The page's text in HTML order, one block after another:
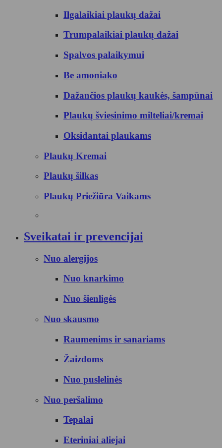
Ilgalaikiai plaukų dažai
Trumpalaikiai plaukų dažai
Spalvos palaikymui
Be amoniako
Dažančios plaukų kaukės, šampūnai
Plaukų šviesinimo milteliai/kremai
Oksidantai plaukams
Plaukų Kremai
Plaukų šilkas
Plaukų Priežiūra Vaikams
Sveikatai ir prevencijai
Nuo alergijos
Nuo knarkimo
Nuo šienligės
Nuo skausmo
Raumenims ir sanariams
Žaizdoms
Nuo puslelinės
Nuo peršalimo
Tepalai
Eteriniai aliejai